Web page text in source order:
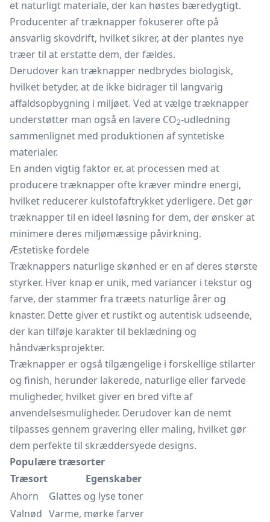
et naturligt materiale, der kan høstes bæredygtigt.
Producenter af træknapper fokuserer ofte på
ansvarlig skovdrift, hvilket sikrer, at der plantes nye
træer til at erstatte dem, der fældes.
Derudover kan træknapper nedbrydes biologisk,
hvilket betyder, at de ikke bidrager til langvarig
affaldsopbygning i miljøet. Ved at vælge træknapper
understøtter man også en lavere CO2-udledning
sammenlignet med produktionen af syntetiske
materialer.
En anden vigtig faktor er, at processen med at
producere træknapper ofte kræver mindre energi,
hvilket reducerer kulstofaftrykket yderligere. Det gør
træknapper til en ideel løsning for dem, der ønsker at
minimere deres miljømæssige påvirkning.
Æstetiske fordele
Træknappers naturlige skønhed er en af deres største
styrker. Hver knap er unik, med variancer i tekstur og
farve, der stammer fra træets naturlige årer og
knaster. Dette giver et rustikt og autentisk udseende,
der kan tilføje karakter til beklædning og
håndværksprojekter.
Træknapper er også tilgængelige i forskellige stilarter
og finish, herunder lakerede, naturlige eller farvede
muligheder, hvilket giver en bred vifte af
anvendelsesmuligheder. Derudover kan de nemt
tilpasses gennem gravering eller maling, hvilket gør
dem perfekte til skræddersyede designs.
Populære træsorter
Træsort
Egenskaber
Ahorn
Glattes og lyse toner
Valnød Varme, mørke farver